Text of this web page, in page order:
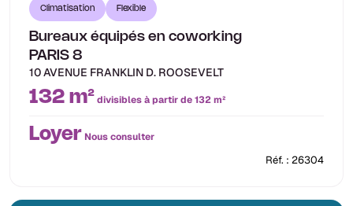
Climatisation Flexible
Bureaux équipés en coworking
PARIS 8
10 AVENUE FRANKLIN D. ROOSEVELT
132 m²divisibles à partir de 132 m²
Loyer Nous consulter
Réf. : 26304